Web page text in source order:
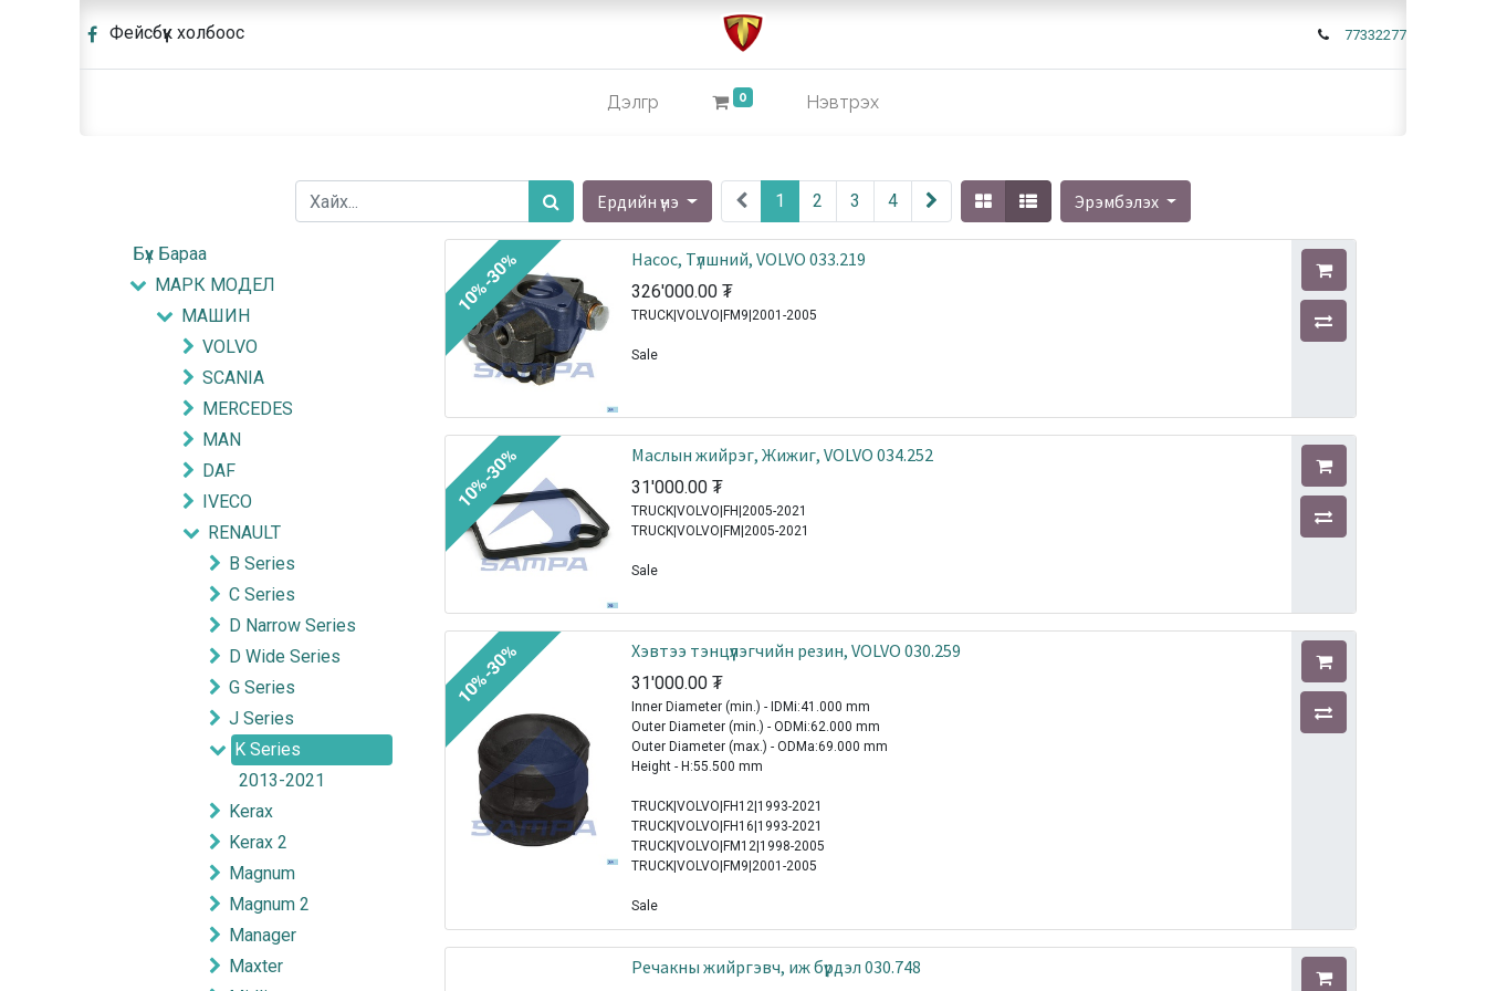
Фейсбүүк холбоос 77332277
Дэлгүүр 0 Нэвтрэх
Ердийн үнэ 1 2 3 4 Эрэмбэлэх
Бүх Бараа
МАРК МОДЕЛ
МАШИН
VOLVO
SCANIA
MERCEDES
MAN
DAF
IVECO
RENAULT
B Series
C Series
D Narrow Series
D Wide Series
G Series
J Series
K Series
2013-2021
Kerax
Kerax 2
Magnum
Magnum 2
Manager
Maxter
Насос, Tүлшний, VOLVO 033.219
326'000.00 ₮
TRUCK|VOLVO|FM9|2001-2005
Sale
10%-30%
Маслын жийрэг, Жижиг, VOLVO 034.252
31'000.00 ₮
TRUCK|VOLVO|FH|2005-2021
TRUCK|VOLVO|FM|2005-2021
Sale
10%-30%
Хэвтээ тэнцүүлэгчийн резин, VOLVO 030.259
31'000.00 ₮
Inner Diameter (min.) - IDMi:41.000 mm
Outer Diameter (min.) - ODMi:62.000 mm
Outer Diameter (max.) - ODMa:69.000 mm
Height - H:55.500 mm
TRUCK|VOLVO|FH12|1993-2021
TRUCK|VOLVO|FH16|1993-2021
TRUCK|VOLVO|FM12|1998-2005
TRUCK|VOLVO|FM9|2001-2005
Sale
10%-30%
Речакны жийргэвч, иж бүрдэл 030.748